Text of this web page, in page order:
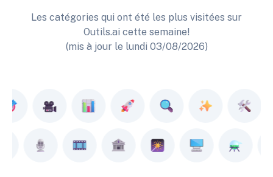
Les catégories qui ont été les plus visitées sur
Outils.ai cette semaine!
(mis à jour le lundi 03/08/2026)